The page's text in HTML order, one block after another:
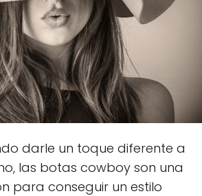
darle un toque diferente a
las botas cowboy son una
para conseguir un estilo